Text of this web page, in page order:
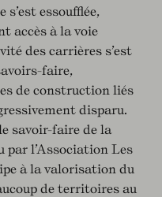
essoufflée,
accès à la voie
des carrières s’est
faire,
de construction liés
disparu.
savoir-faire de la
l’Association Les
à la valorisation du
de territoires au